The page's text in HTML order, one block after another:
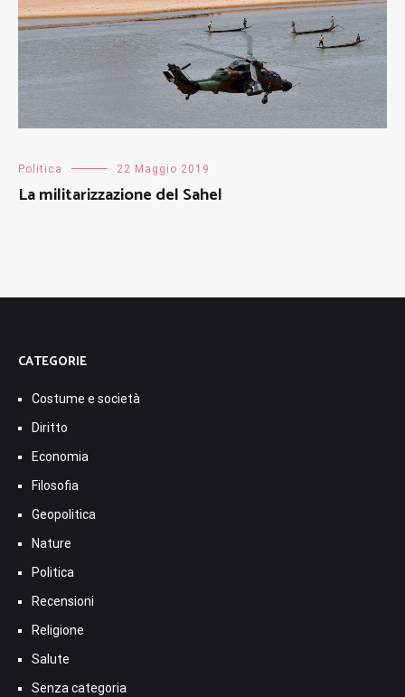
Politica 22 Maggio 2019
La militarizzazione del Sahel
CATEGORIE
Costume e società
Diritto
Economia
Filosofia
Geopolitica
Nature
Politica
Recensioni
Religione
Salute
Senza categoria